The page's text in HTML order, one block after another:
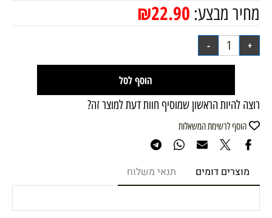
מחיר מבצע: ₪22.90
הוסף לסל
רוצה להיות הראשון שמוסיף חוות דעת למוצר זה?
הוסף לרשימת המשאלות
מוצרים דומים תנאי משלוח